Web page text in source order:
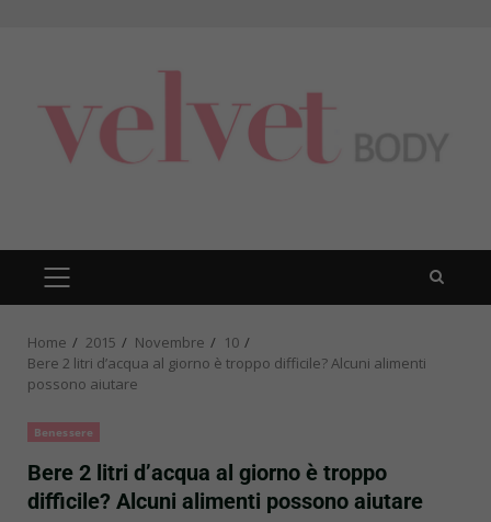
PRIMARY
MENU
Home 2015 Novembre
10
Bere 2 litri d’acqua al giorno è troppo difficile? Alcuni alimenti
possono aiutare
Benessere
Bere 2 litri d’acqua al giorno è troppo
difficile? Alcuni alimenti possono aiutare